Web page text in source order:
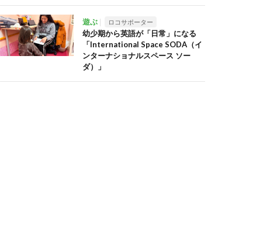
遊ぶ ロコサポーター
幼少期から英語が「日常」になる
「International Space SODA（イ
ンターナショナルスペース ソー
ダ）」